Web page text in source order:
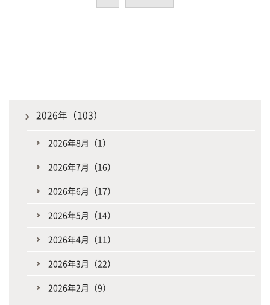
2026年（103）
2026年8月（1）
2026年7月（16）
2026年6月（17）
2026年5月（14）
2026年4月（11）
2026年3月（22）
2026年2月（9）